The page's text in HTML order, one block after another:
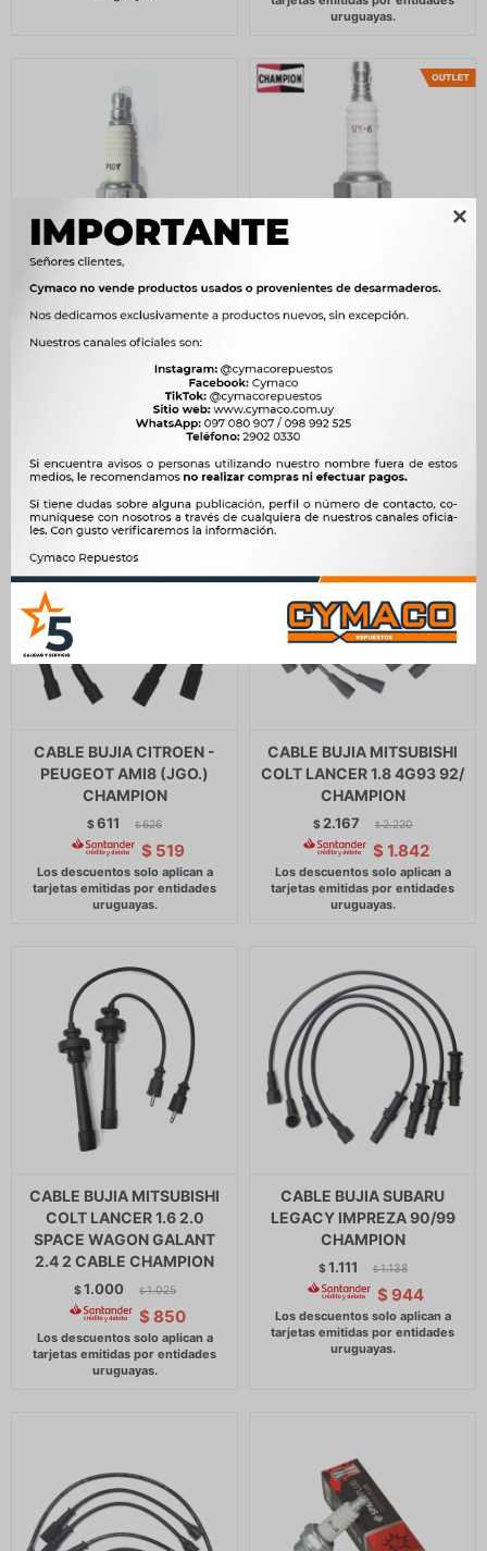

BUJIA - MOTOS CHINAS
BUJIA HONDA MOTO
CABLE BUJIA CITROEN -
PEUGEOT AMI8 (JGO.)
CHAMPION
$611 $ 626
$ 519
CABLE BUJIA MITSUBISHI
COLT LANCER 1.8 4G93 92/
CHAMPION
$ 2.167 $ 2.220
$ 1.842
CABLE BUJIA MITSUBISHI
COLT LANCER 1.6 2.0
SPACE WAGON GALANT
2.4 2 CABLE CHAMPION
$1.000 $ 1.025
$ 850
CABLE BUJIA SUBARU
LEGACY IMPREZA 90/99
CHAMPION
$1.111 $ 1.138
$ 944